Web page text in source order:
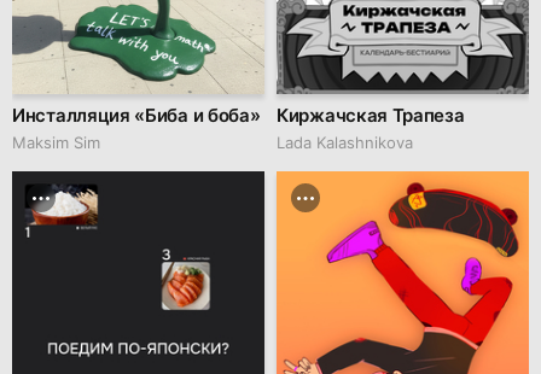
Инсталляция «Биба и боба»
Maksim Sim
Киржачская Трапеза
Lada Kalashnikova